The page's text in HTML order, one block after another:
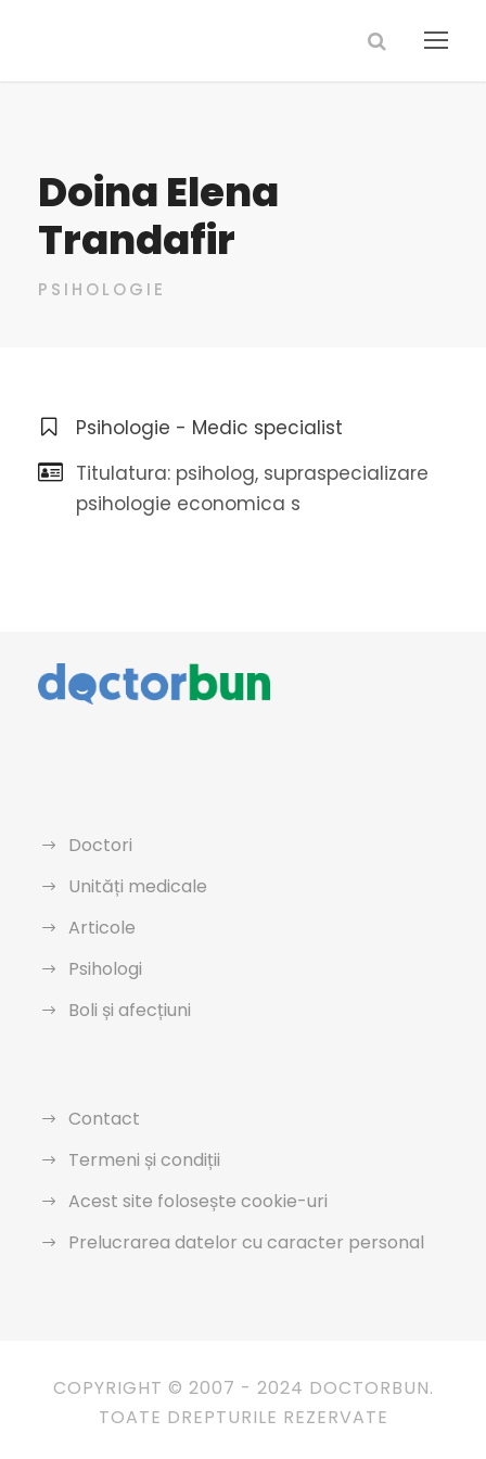
Doina Elena
Trandafir
PSIHOLOGIE
Psihologie - Medic specialist
Titulatura: psiholog, supraspecializare
psihologie economica s
Doctori
Unități medicale
Articole
Psihologi
Boli și afecțiuni
Contact
Termeni și condiții
Acest site folosește cookie-uri
Prelucrarea datelor cu caracter personal
COPYRIGHT © 2007 - 2024 DOCTORBUN.
TOATE DREPTURILE REZERVATE